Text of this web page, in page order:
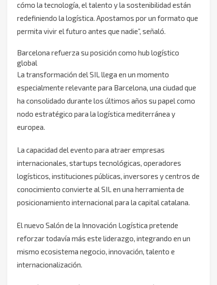
cómo la tecnología, el talento y la sostenibilidad están
redefiniendo la logística. Apostamos por un formato que
permita vivir el futuro antes que nadie”, señaló.
Barcelona refuerza su posición como hub logístico
global
La transformación del SIL llega en un momento
especialmente relevante para Barcelona, una ciudad que
ha consolidado durante los últimos años su papel como
nodo estratégico para la logística mediterránea y
europea.
La capacidad del evento para atraer empresas
internacionales, startups tecnológicas, operadores
logísticos, instituciones públicas, inversores y centros de
conocimiento convierte al SIL en una herramienta de
posicionamiento internacional para la capital catalana.
El nuevo Salón de la Innovación Logística pretende
reforzar todavía más este liderazgo, integrando en un
mismo ecosistema negocio, innovación, talento e
internacionalización.